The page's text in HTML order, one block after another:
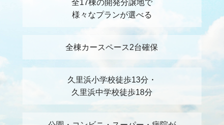
全17棟の開発分譲地で
様々なプランが選べる
全棟カースペース2台確保
久里浜小学校徒歩13分・
久里浜中学校徒歩18分